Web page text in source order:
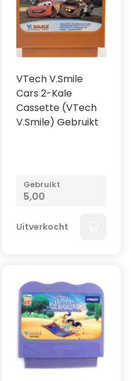
VTech V.Smile
Cars 2-Kale
Cassette (VTech
V.Smile) Gebruikt
Gebruikt
5,00
Uitverkocht